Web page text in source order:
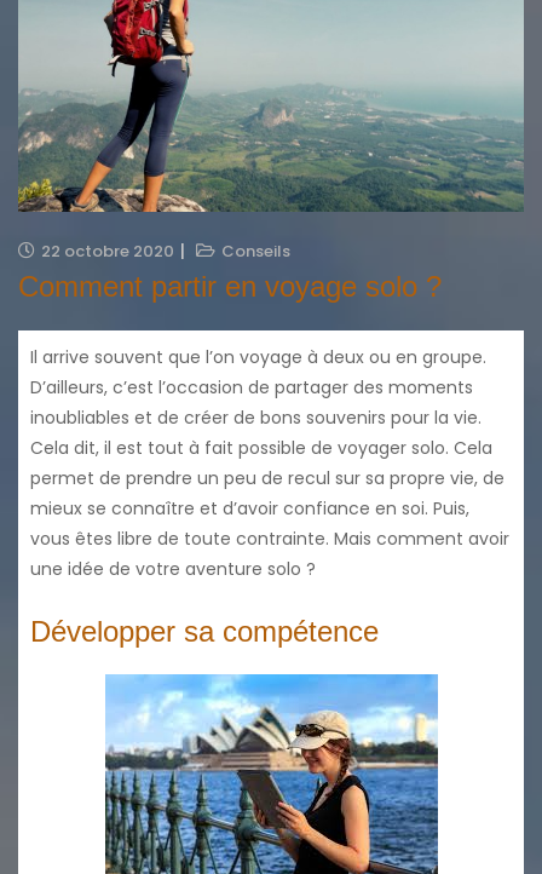
22 octobre 2020 Conseils
Comment partir en voyage solo ?
Il arrive souvent que l’on voyage à deux ou en groupe.
D’ailleurs, c’est l’occasion de partager des moments
inoubliables et de créer de bons souvenirs pour la vie.
Cela dit, il est tout à fait possible de voyager solo. Cela
permet de prendre un peu de recul sur sa propre vie, de
mieux se connaître et d’avoir confiance en soi. Puis,
vous êtes libre de toute contrainte. Mais comment avoir
une idée de votre aventure solo ?
Développer sa compétence